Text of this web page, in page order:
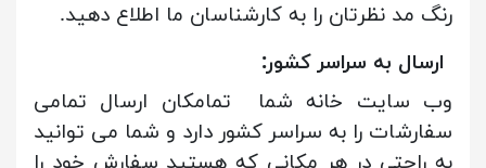
رنگ مد نظرتان را به کارشناسان ما اطلاع دهید.
ارسال به سراسر کشور:
وب سایت خانه شما تمامکان ارسال تمامی
سفارشات را به سراسر کشور دارد و شما می توانید